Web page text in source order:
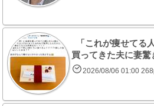
「これが痩せてる
買ってきた夫に妻
2026/08/06 01:00